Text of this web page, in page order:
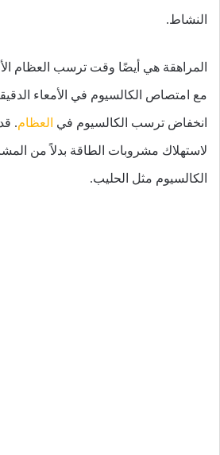
النشاط.
المراهقة هي أيضًا وقت ترسب العظام
مع امتصاص الكالسيوم في الأمعاء
انخفاض ترسب الكالسيوم في العظام.
لاستهلاك مشروبات الطاقة بدلاً من
الكالسيوم مثل الحليب.